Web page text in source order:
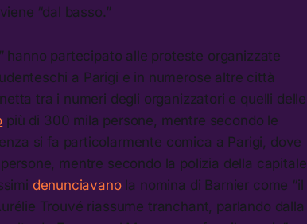
“dal basso.”
hanno partecipato alle proteste organizzate
a Parigi e in numerose altre città
tra i numeri degli organizzatori e quelli delle
più di 300 mila persone, mentre secondo le
si fa particolarmente comica a Parigi, dove
mentre secondo la polizia della capitale
denunciavanola nomina di Barnier come “il
Trouvé riassume tranchant, parlando dalla